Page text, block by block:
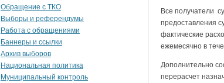
Обращение с ТКО
Выборы и референдумы
Работа с обращениями
Баннеры и ссылки
Архив выборов
Национальная политика
Муниципальный контроль
Все получатели
предоставления
фактические
ежемесячно в
Дополнительно
перерасчет